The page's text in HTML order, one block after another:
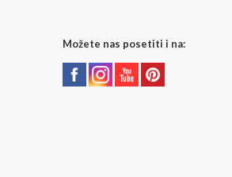
Možete nas posetiti i na: